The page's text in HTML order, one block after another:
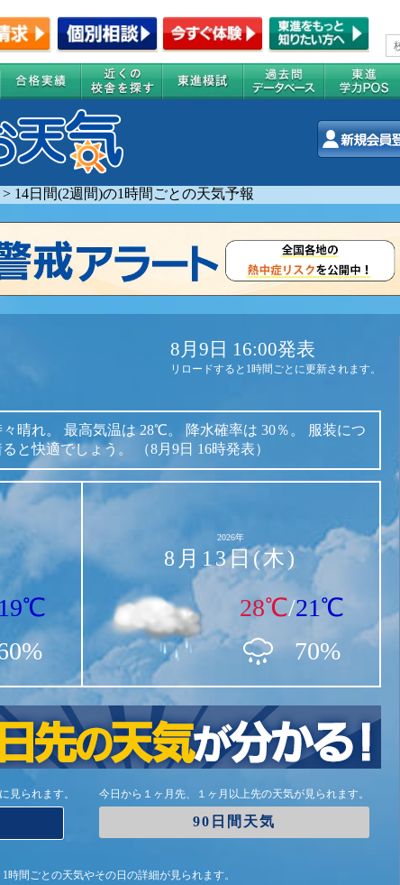
> 14日間(2週間)の1時間ごとの天気予報
8月9日 16:00発表
リロードすると1時間ごとに更新されます。
晴れ。 最高気温は 28℃。 降水確率は 30％。
服装につ
と快適でしょう。 （8月9日 16時発表）
2026年
8月13日(木)
28℃/21℃
70%
見られます。 今日から１ヶ月先、１ヶ月以上先の天気が見られます。
90日間天気
時間ごとの天気やその日の詳細が見られます。